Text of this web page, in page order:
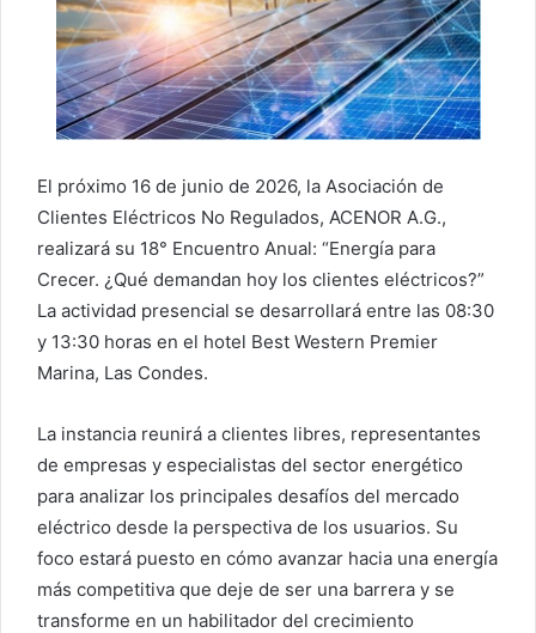
El próximo 16 de junio de 2026, la Asociación de
Clientes Eléctricos No Regulados, ACENOR A.G.,
realizará su 18° Encuentro Anual: “Energía para
Crecer. ¿Qué demandan hoy los clientes eléctricos?”
La actividad presencial se desarrollará entre las 08:30
y 13:30 horas en el hotel Best Western Premier
Marina, Las Condes.
La instancia reunirá a clientes libres, representantes
de empresas y especialistas del sector energético
para analizar los principales desafíos del mercado
eléctrico desde la perspectiva de los usuarios. Su
foco estará puesto en cómo avanzar hacia una energía
más competitiva que deje de ser una barrera y se
transforme en un habilitador del crecimiento